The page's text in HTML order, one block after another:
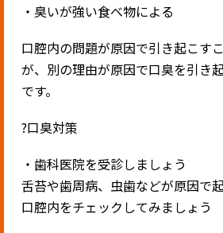
・臭いが強い食べ物による
口腔内の問題が原因で引き起こす
が、別の理由が原因で口臭を引き
です。
?口臭対策
・歯科医院を受診しましょう
舌苔や歯周病、虫歯などが原因で
口腔内をチェックしてみましょう